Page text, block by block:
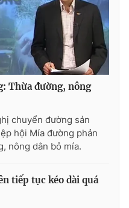
Thể thao
động sản
mình bằng AI
Thừa đường, nông
chuyển đường sản
hội Mía đường phản
nông dân bỏ mía.
tiếp tục kéo dài quá